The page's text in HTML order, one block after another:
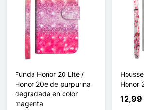
Funda Honor 20 Lite /
Honor 20e de purpurina
degradada en color
magenta
Honor
12,99